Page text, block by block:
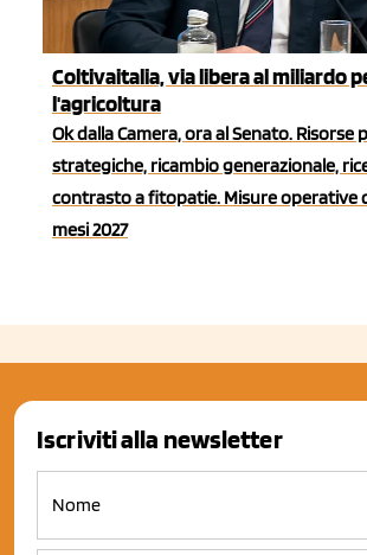
Coltivaitalia, via libera al miliardo
l'agricoltura
Ok dalla Camera, ora al Senato. Risorse
strategiche, ricambio generazionale,
contrasto a fitopatie. Misure operative
mesi 2027
Iscriviti alla newsletter